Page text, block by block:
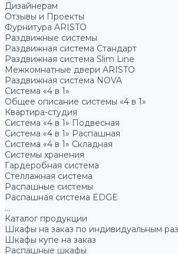
Дизайнерам
Отзывы и Проекты
Фурнитура ARISTO
Раздвижные системы
Раздвижная система Стандарт
Раздвижная система Slim Line
Межкомнатные двери ARISTO
Раздвижная система NOVA
Система «4 в 1»
Общее описание системы «4 в 1»
Квартира-студия
Система «4 в 1» Подвесная
Система «4 в 1» Распашная
Система «4 в 1» Складная
Системы хранения
Гардеробная система
Стеллажная система
Распашные системы
Распашная система EDGE
...
Каталог продукции
Шкафы на заказ по индивидуальным
Шкафы купе на заказ
Распашные шкафы